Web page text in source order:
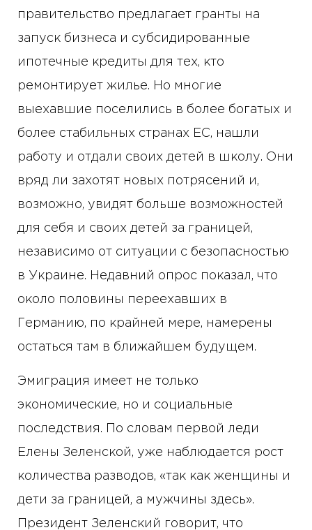
правительство предлагает гранты на
запуск бизнеса и субсидированные
ипотечные кредиты для тех, кто
ремонтирует жилье. Но многие
выехавшие поселились в более богатых и
более стабильных странах ЕС, нашли
работу и отдали своих детей в школу. Они
вряд ли захотят новых потрясений и,
возможно, увидят больше возможностей
для себя и своих детей за границей,
независимо от ситуации с безопасностью
в Украине. Недавний опрос показал, что
около половины переехавших в
Германию, по крайней мере, намерены
остаться там в ближайшем будущем.
Эмиграция имеет не только
экономические, но и социальные
последствия. По словам первой леди
Елены Зеленской, уже наблюдается рост
количества разводов, «так как женщины и
дети за границей, а мужчины здесь».
Президент Зеленский говорит, что